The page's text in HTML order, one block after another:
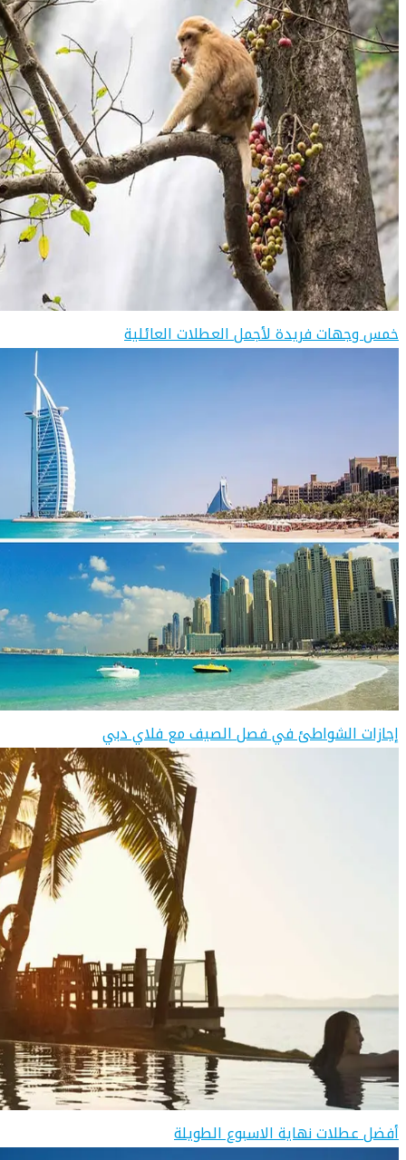
خمس وجهات فريدة لأجمل العطلات العائلية
إجازات الشواطئ في فصل الصيف مع فلاي دبي
أفضل عطلات نهاية الاسبوع الطويلة